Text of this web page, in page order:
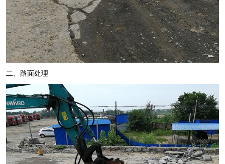
二、路面处理